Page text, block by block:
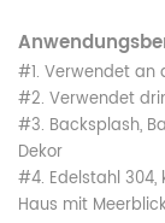
#1. Verwendet an
#2. Verwendet
#3. Backsplash,
Dekor
#4. Edelstahl 304,
Haus mit